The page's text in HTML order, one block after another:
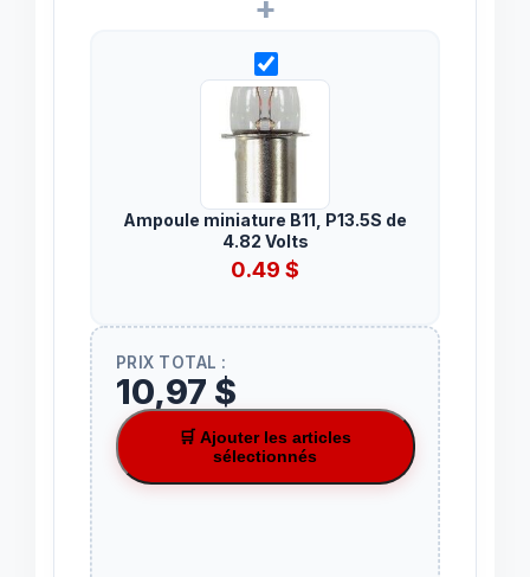
Ampoule miniature B11, P13.5S de
4.82 Volts
0.49 $
PRIX TOTAL :
10,97 $
🛒 Ajouter les articles
sélectionnés